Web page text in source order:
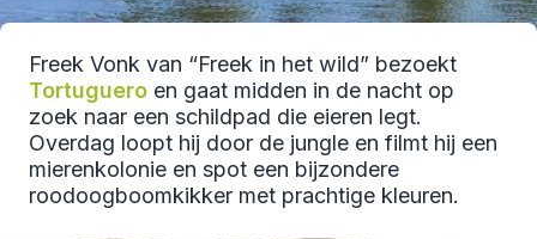
Freek Vonk van “Freek in het wild” bezoekt
Tortuguero en gaat midden in de nacht op
zoek naar een schildpad die eieren legt.
Overdag loopt hij door de jungle en filmt hij een
mierenkolonie en spot een bijzondere
roodoogboomkikker met prachtige kleuren.